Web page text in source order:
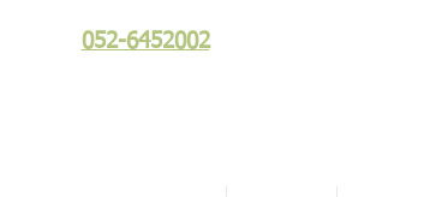
052-6452002